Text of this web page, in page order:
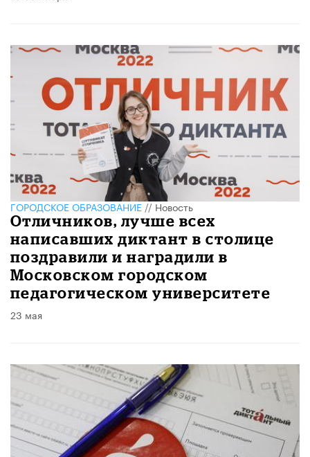
ГОРОДСКОЕ ОБРАЗОВАНИЕ//Новость
Отличников, лучше всех
написавших диктант в столице
поздравили и наградили в
Московском городском
педагогическом университете
23 мая